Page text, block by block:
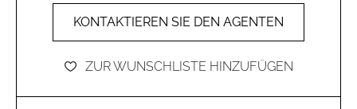
KONTAKTIEREN SIE DEN AGENTEN
ZUR WUNSCHLISTE HINZUFÜGEN